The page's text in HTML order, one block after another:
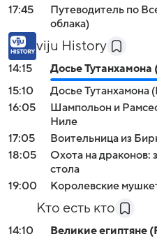
17:45
Путеводитель по
облака)
viju History
14:15
Досье Тутанхамона
15:10
Досье Тутанхамона
16:05
Шампольон и
Ниле
17:05
Воительница из
18:05
Охота на драконов:
стола
19:00
Королевские
Кто есть кто
14:10
Великие египтяне